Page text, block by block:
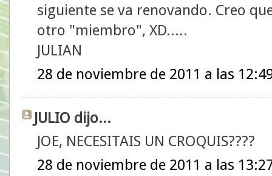
siguiente se va renovando. Creo
otro "miembro", XD.....
JULIAN
28 de noviembre de 2011 a las
JULIO dijo...
JOE, NECESITAIS UN CROQUIS????
28 de noviembre de 2011 a las